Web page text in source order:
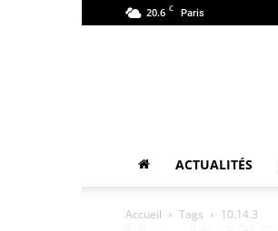
20.6 C Paris
ACTUALITÉS
Accueil Tags 10.14.3